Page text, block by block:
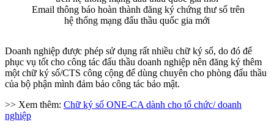
Email thông báo hoàn thành đăng ký chứng thư số trên
hệ thống mạng đấu thầu quốc gia mới
Doanh nghiệp được phép sử dụng rất nhiều chữ ký số, do đó để
phục vụ tốt cho công tác đấu thầu doanh nghiệp nên đăng ký thêm
một chữ ký số/CTS công cộng để dùng chuyên cho phòng đấu thầu
của bộ phận mình đảm bảo công tác bảo mật.
>> Xem thêm: Chữ ký số ONE-CA dành cho tổ chức/ doanh
nghiệp